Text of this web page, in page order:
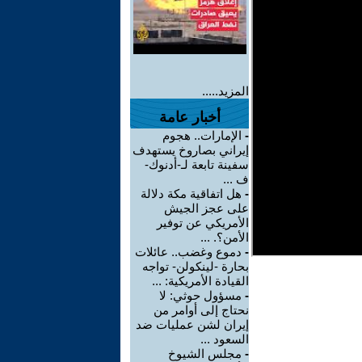
المزيد.....
أخبار عامة
- الإمارات.. هجوم
إيراني بصاروخ يستهدف
سفينة تابعة لـ-أدنوك-
ف ...
- هل اتفاقية مكة دلالة
على عجز الجيش
الأمريكي عن توفير
الأمن؟. ...
- دموع وغضب.. عائلات
بحارة -لينكولن- تواجه
القيادة الأمريكية: ...
- مسؤول حوثي: لا
نحتاج إلى أوامر من
إيران لشن عمليات ضد
السعود ...
- مجلس الشيوخ